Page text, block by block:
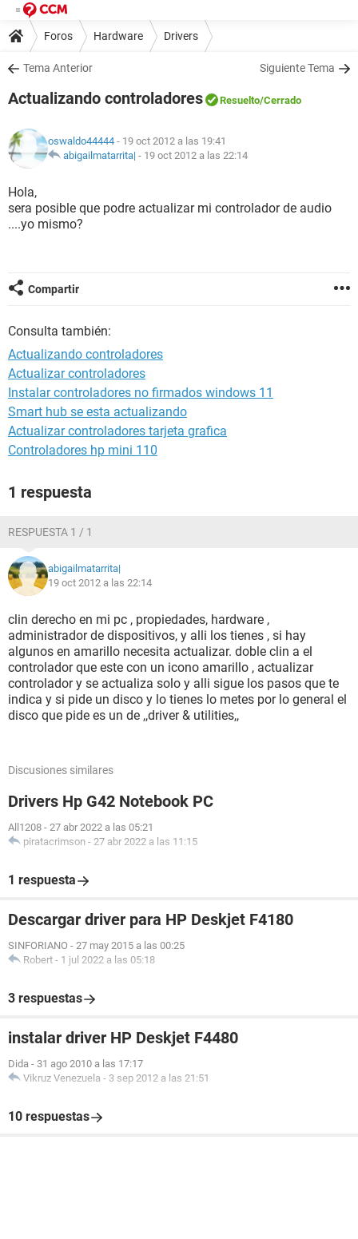
Foros Hardware Drivers
Tema Anterior Siguiente Tema
Actualizando controladores Resuelto/Cerrado
oswaldo44444 - 19 oct 2012 a las 19:41
abigailmatarrita| - 19 oct 2012 a las 22:14
Hola,
sera posible que podre actualizar mi controlador de audio
....yo mismo?
Compartir
Consulta también:
Actualizando controladores
Actualizar controladores
Instalar controladores no firmados windows 11
Smart hub se esta actualizando
Actualizar controladores tarjeta grafica
Controladores hp mini 110
1 respuesta
RESPUESTA 1 / 1
abigailmatarrita|
19 oct 2012 a las 22:14
clin derecho en mi pc , propiedades, hardware ,
administrador de dispositivos, y alli los tienes , si hay
algunos en amarillo necesita actualizar. doble clin a el
controlador que este con un icono amarillo , actualizar
controlador y se actualiza solo y alli sigue los pasos que te
indica y si pide un disco y lo tienes lo metes por lo general el
disco que pide es un de ,,driver & utilities,,
Discusiones similares
Drivers Hp G42 Notebook PC
All1208 - 27 abr 2022 a las 05:21
piratacrimson - 27 abr 2022 a las 11:15
1 respuesta
Descargar driver para HP Deskjet F4180
SINFORIANO - 27 may 2015 a las 00:25
Robert - 1 jul 2022 a las 05:18
3 respuestas
instalar driver HP Deskjet F4480
Dida - 31 ago 2010 a las 17:17
Vikruz Venezuela - 3 sep 2012 a las 21:51
10 respuestas